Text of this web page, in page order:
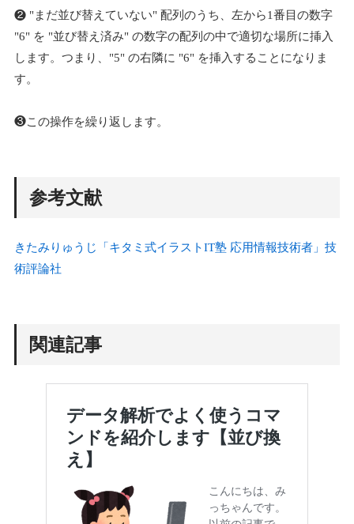
❷ "まだ並び替えていない" 配列のうち、左から1番目の数字
"6" を "並び替え済み" の数字の配列の中で適切な場所に挿入
します。つまり、"5" の右隣に "6" を挿入することになりま
す。
❸この操作を繰り返します。
参考文献
きたみりゅうじ「キタミ式イラストIT塾 応用情報技術者」技
術評論社
関連記事